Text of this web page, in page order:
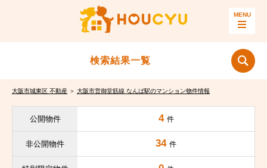
検索結果一覧
大阪市城東区 不動産 ＞ 大阪市営御堂筋線 なんば駅のマンション物件情報
公開物件 4 件
非公開物件 34 件